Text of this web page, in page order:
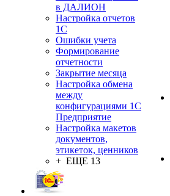
в ДАЛИОН
Настройка отчетов
1С
Ошибки учета
Формирование
отчетности
Закрытие месяца
Настройка обмена
между
конфигурациями 1С
Предприятие
Настройка макетов
документов,
этикеток, ценников
+ ЕЩЕ 13